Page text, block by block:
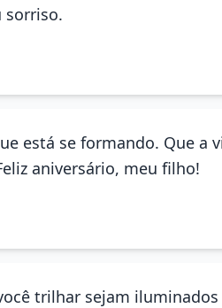
sorriso.
está se formando. Que a
aniversário, meu filho!
trilhar sejam iluminados